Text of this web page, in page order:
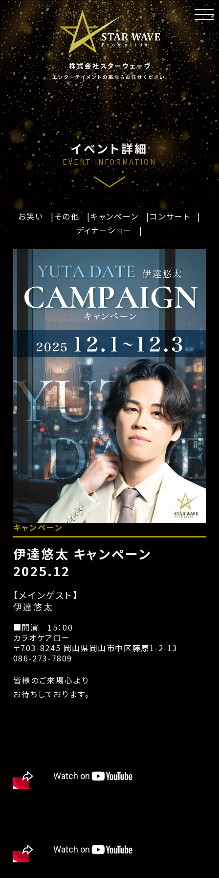
イベント詳細
EVENT INFORMATION
お笑い その他 キャンペーン
コンサート
ディナーショー
キャンペーン
伊達悠太 キャンペーン
2025.12
【メインゲスト】
伊達悠太
■開演 15：00
カラオケアロー
〒703-8245 岡山県岡山市中区藤原1-2-13
086-273-7809
皆様のご来場心より
お待ちしております。